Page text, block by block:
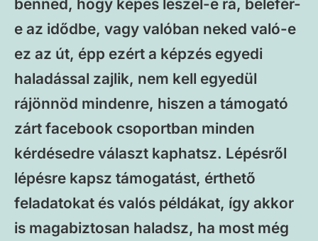
benned, hogy képes leszel-e rá, belefér-
e az idődbe, vagy valóban neked való-e
ez az út, épp ezért a képzés egyedi
haladással zajlik, nem kell egyedül
rájönnöd mindenre, hiszen a támogató
zárt facebook csoportban minden
kérdésedre választ kaphatsz. Lépésről
lépésre kapsz támogatást, érthető
feladatokat és valós példákat, így akkor
is magabiztosan haladsz, ha most még